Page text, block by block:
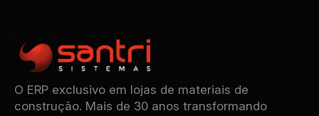
O ERP exclusivo em lojas de materiais de
construção. Mais de 30 anos transformando